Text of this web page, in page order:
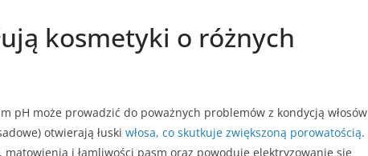
kosmetyki o różnych
pH może prowadzić do poważnych problemów z kondycją włosów
otwierają łuski włosa, co skutkuje zwiększoną porowatością.
i łamliwości pasm oraz powoduje elektryzowanie się